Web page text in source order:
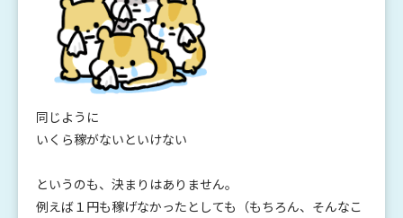
同じように
いくら稼がないといけない
というのも、決まりはありません。
例えば１円も稼げなかったとしても（もちろん、そんなこ